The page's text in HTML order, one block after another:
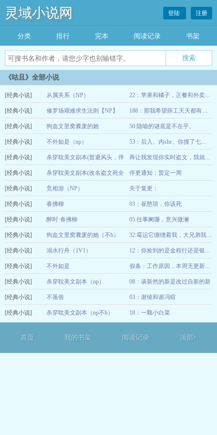
灵域小说网 登陆 注册
分类 排行 完本 阅读记录 书架
《咕且》全部小说
[经典小说] 从属关系（NP） 22：苹果和橘子，正餐和外卖，于斐和俞棐。
02-14
[经典小说] 修罗场艰难求生法则【NP】 188：那我希望薛工天天都有好心情。
[经典小说] 狗血文里窝囊废的她 50:隐喻的谜底是不在乎。
12-15
[经典小说] 不外如是（np） 53：后入、内she、你搜了七十四次。
12-15
[经典小说] 杀穿耽美文副本(暂避风头，停
更一周）
再让我发现你实时盗文，我就再删文喽
[经典小说] 杀穿耽美文副本(改名盗文死全
家）
停更通知：暂定一周
[经典小说] 竞相游（NP） 关于复更：
[经典小说] 春拂柳 03：崔愍琰，你该死
[经典小说] 醉时·春拂柳 05:往事阑珊，意兴微澜
12-13
[经典小说] 狗血文里窝囊废的她（不h） 32:霉运它缠绕着我，大兄弟我看你眼熟啊！
12-13
[经典小说] 溺水行舟（1V1） 12：你捡到的是金程行还是银程行？是ai哭鬼程行！
12-13
[经典小说] 不外如是 假条：工作原因，本周无更新（1月5号复更）
12-30
[经典小说] 杀穿耽美文副本（np） 08：谈新然的新是改过自新的新
[经典小说] 不落俗 03：谢绫和谢冯暄
[经典小说] 杀穿耽美文副本（np不h） 18：一颗小白菜
首页 我的书架 阅读记录 顶部↑